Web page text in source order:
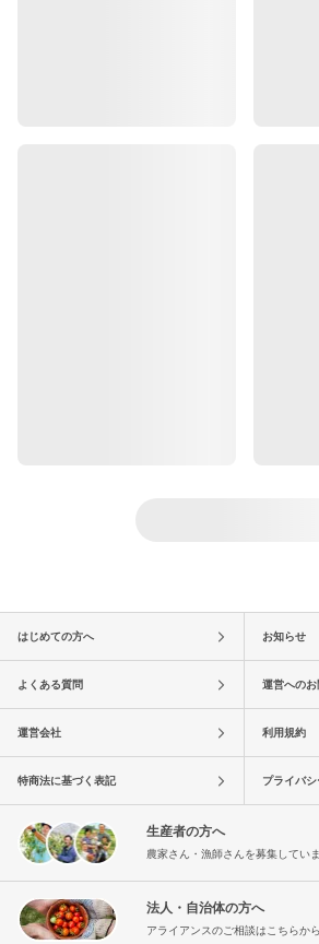
はじめての方へ お知らせ
よくある質問 運営への
運営会社 利用規約
特商法に基づく表記 プライバ
生産者の方へ
農家さん・漁師さんを募集してい
法人・自治体の方へ
アライアンスのご相談はこちらから